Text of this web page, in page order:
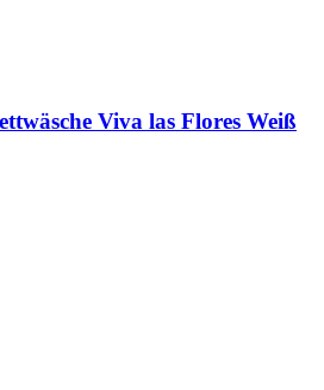
Viva las Flores Weiß